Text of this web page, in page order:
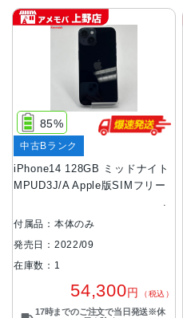
iPhone14 128GB ミッドナイト
MPUD3J/A Apple版SIMフリー
85%
中古Bランク
付属品：本体のみ
発売日：2022/09
在庫数：1
54,300円 （税込）
17時までのご注文で当日発送※休